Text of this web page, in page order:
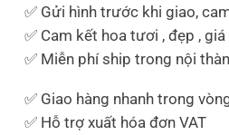
✅ Gửi hình trước khi giao,
✅ Cam kết hoa tươi , đẹp , giá
✅ Miễn phí ship trong nội
✅ Giao hàng nhanh trong
✅ Hỗ trợ xuất hóa đơn VAT